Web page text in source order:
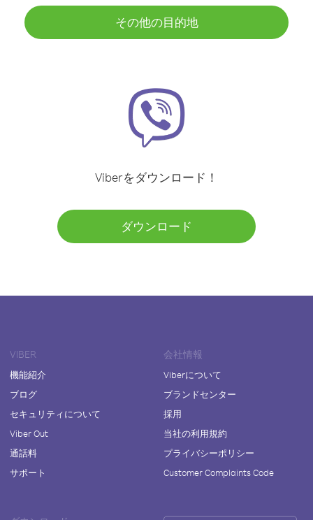
その他の目的地
Viberをダウンロード！
ダウンロード
VIBER
機能紹介
ブログ
セキュリティについて
Viber Out
通話料
サポート
会社情報
Viberについて
ブランドセンター
採用
当社の利用規約
プライバシーポリシー
Customer Complaints Code